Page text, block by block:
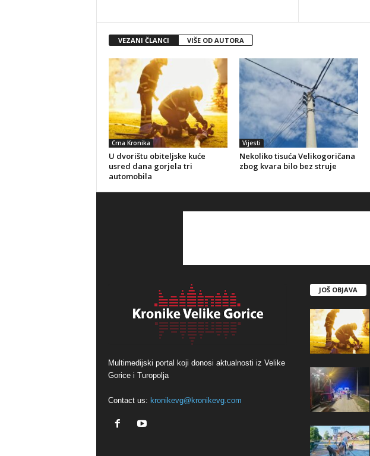
VEZANI ČLANCI VIŠE OD AUTORA
Crna Kronika
U dvorištu obiteljske kuće
usred dana gorjela tri
automobila
Vijesti
Nekoliko tisuća Velikogoričana
zbog kvara bilo bez struje
Multimedijski portal koji donosi aktualnosti iz Velike
Gorice i Turopolja
Contact us: kronikevg@kronikevg.com
JOŠ OBJAVA